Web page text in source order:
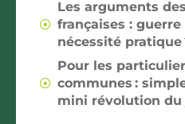
Les arguments
françaises : guerre
nécessité pratique
Pour les
communes :
mini révolution du